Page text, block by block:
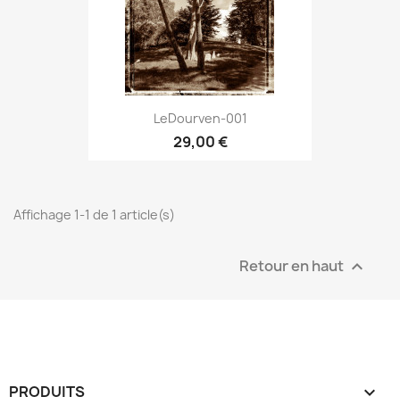
LeDourven-001
29,00 €
Affichage 1-1 de 1 article(s)
Retour en haut 
PRODUITS 